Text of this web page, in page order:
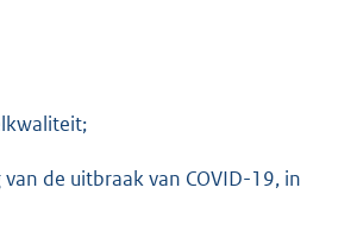
de uitbraak van COVID-19, in